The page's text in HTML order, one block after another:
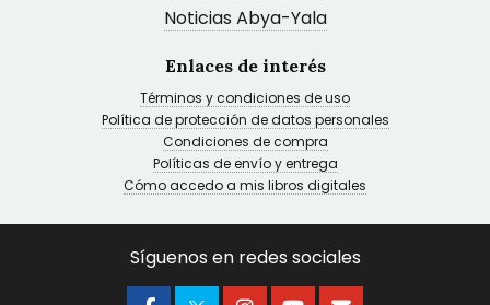
Noticias Abya-Yala
Enlaces de interés
Términos y condiciones de uso
Política de protección de datos personales
Condiciones de compra
Políticas de envío y entrega
Cómo accedo a mis libros digitales
Síguenos en redes sociales